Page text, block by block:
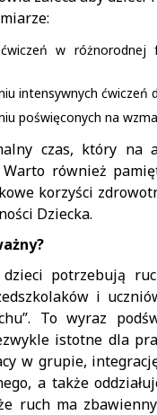
w różnorodnej
intensywnych ćwiczeń
poświęconych na
czas, który na
również
korzyści
Dziecka.
dzieci potrzebują
i
To wyraz
istotne dla
w grupie,
a także
ruch ma